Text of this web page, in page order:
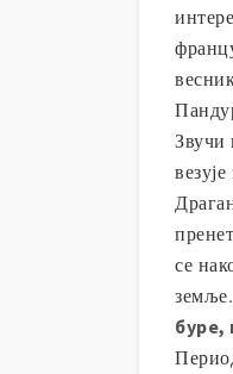
Звучи
се
буре,